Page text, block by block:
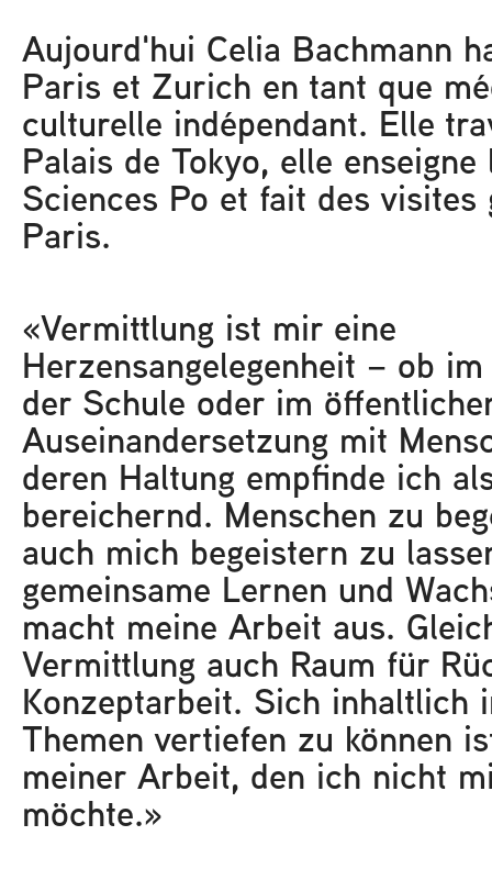
Aujourd'hui Celia Bachmann
Paris et Zurich en tant que
culturelle indépendant. Elle
Palais de Tokyo, elle
Sciences Po et fait des visites
Paris.
«Vermittlung ist mir eine
Herzensangelegenheit – ob
der Schule oder im
Auseinandersetzung mit
deren Haltung empfinde ich
bereichernd. Menschen zu
auch mich begeistern zu
gemeinsame Lernen und
macht meine Arbeit aus.
Vermittlung auch Raum für
Konzeptarbeit. Sich inhaltlich
Themen vertiefen zu können
meiner Arbeit, den ich nicht
möchte.»